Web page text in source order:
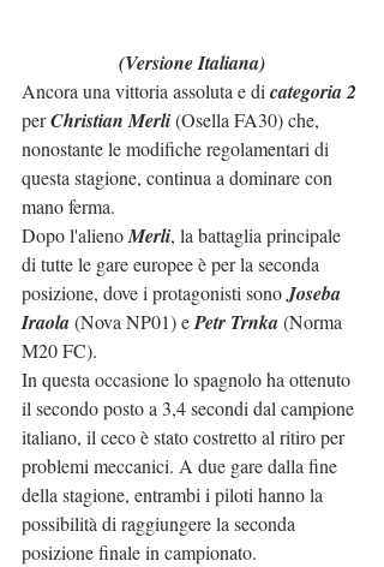
(Versione Italiana)
Ancora una vittoria assoluta e di categoria 2
per Christian Merli (Osella FA30) che,
nonostante le modifiche regolamentari di
questa stagione, continua a dominare con
mano ferma.
Dopo l'alieno Merli, la battaglia principale
di tutte le gare europee è per la seconda
posizione, dove i protagonisti sono Joseba
Iraola (Nova NP01) e Petr Trnka (Norma
M20 FC).
In questa occasione lo spagnolo ha ottenuto
il secondo posto a 3,4 secondi dal campione
italiano, il ceco è stato costretto al ritiro per
problemi meccanici. A due gare dalla fine
della stagione, entrambi i piloti hanno la
possibilità di raggiungere la seconda
posizione finale in campionato.